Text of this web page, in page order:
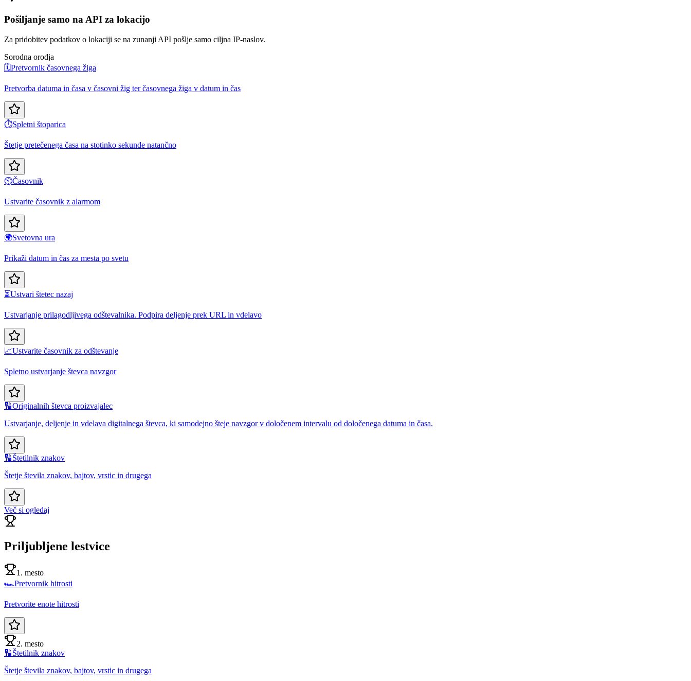
Pošiljanje samo na API za lokacijo
Za pridobitev podatkov o lokaciji se na zunanji API pošlje samo ciljna IP-naslov.
Sorodna orodja
🗓️Pretvornik časovnega žiga
Pretvorba datuma in časa v časovni žig ter časovnega žiga v datum in čas
⏱️Spletni štoparica
Štetje pretečenega časa na stotinko sekunde natančno
⏲️Časovnik
Ustvarite časovnik z alarmom
🌍Svetovna ura
Prikaži datum in čas za mesta po svetu
⏳Ustvari štetec nazaj
Ustvarjanje prilagodljivega odštevalnika. Podpira deljenje prek URL in vdelavo
📈Ustvarite časovnik za odštevanje
Spletno ustvarjanje števca navzgor
🔢Originalnih števca proizvajalec
Ustvarjanje, deljenje in vdelava digitalnega števca, ki samodejno šteje navzgor v določenem intervalu od določenega datuma in časa.
🔢Štetilnik znakov
Štetje števila znakov, bajtov, vrstic in drugega
Več si ogledaj
Priljubljene lestvice
1. mesto
🏎️Pretvornik hitrosti
Pretvorite enote hitrosti
2. mesto
🔢Štetilnik znakov
Štetje števila znakov, bajtov, vrstic in drugega